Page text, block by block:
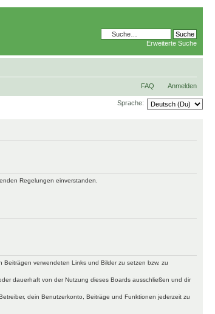
Erweiterte Suche
FAQ Anmelden
Sprache:
Regelungen einverstanden.
verwendeten Links und Bilder zu setzen bzw. zu
dauerhaft von der Nutzung dieses Boards ausschließen und dir
dein Benutzerkonto, Beiträge und Funktionen jederzeit zu